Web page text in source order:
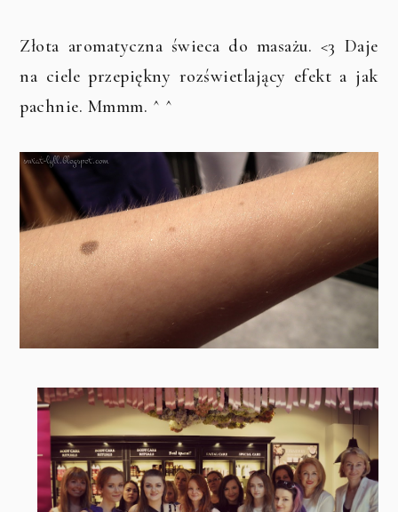
Złota aromatyczna świeca do masażu. <3 Daje
na ciele przepiękny rozświetlający efekt a jak
pachnie. Mmmm. ^ ^